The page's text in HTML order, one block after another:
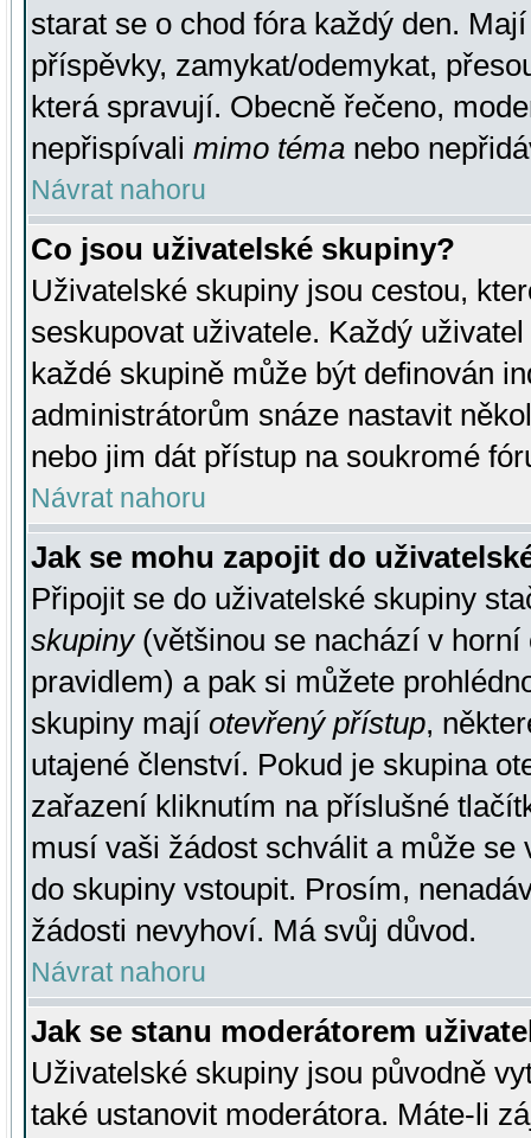
starat se o chod fóra každý den.
příspěvky, zamykat/odemykat,
která spravují. Obecně řečeno,
nepřispívali mimo téma nebo
Návrat nahoru
Co jsou uživatelské skupiny?
Uživatelské skupiny jsou cestou,
seskupovat uživatele. Každý
každé skupině může být definován
administrátorům snáze nastavit
nebo jim dát přístup na soukromé
Návrat nahoru
Jak se mohu zapojit do
Připojit se do uživatelské skupiny
skupiny(většinou se nachází v horní
pravidlem) a pak si můžete
skupiny mají otevřený přístup,
utajené členství. Pokud je skupina
zařazení kliknutím na příslušné
musí vaši žádost schválit a může se
do skupiny vstoupit. Prosím,
žádosti nevyhoví. Má svůj důvod.
Návrat nahoru
Jak se stanu moderátorem
Uživatelské skupiny jsou původně
také ustanovit moderátora. Máte-li